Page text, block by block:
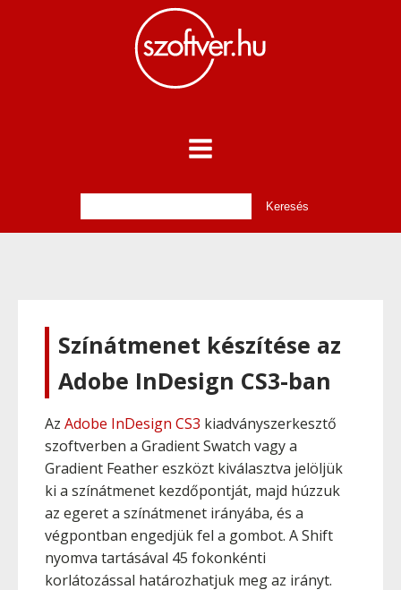
Színátmenet készítése az
Adobe InDesign CS3-ban
Az Adobe InDesign CS3 kiadványszerkesztő
szoftverben a Gradient Swatch vagy a
Gradient Feather eszközt kiválasztva jelöljük
ki a színátmenet kezdőpontját, majd húzzuk
az egeret a színátmenet irányába, és a
végpontban engedjük fel a gombot. AShift
nyomva tartásával 45 fokonkénti
korlátozással határozhatjuk meg az irányt.